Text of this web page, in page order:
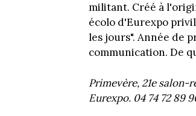
militant. Créé à
écolo d'Eurexpo
les jours". Année de
communication. De
Primevère, 21e salon-
Eurexpo. 04 74 72